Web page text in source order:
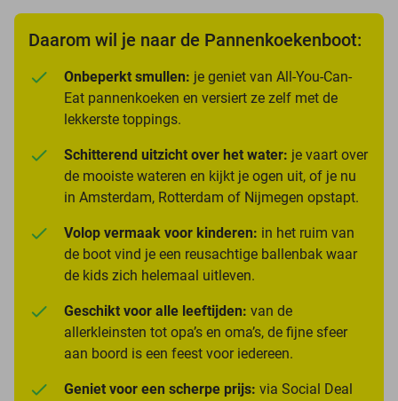
Daarom wil je naar de Pannenkoekenboot:
Onbeperkt smullen: je geniet van All-You-Can-
Eat pannenkoeken en versiert ze zelf met de
lekkerste toppings.
Schitterend uitzicht over het water: je vaart over
de mooiste wateren en kijkt je ogen uit, of je nu
in Amsterdam, Rotterdam of Nijmegen opstapt.
Volop vermaak voor kinderen: in het ruim van
de boot vind je een reusachtige ballenbak waar
de kids zich helemaal uitleven.
Geschikt voor alle leeftijden: van de
allerkleinsten tot opa’s en oma’s, de fijne sfeer
aan boord is een feest voor iedereen.
Geniet voor een scherpe prijs: via Social Deal